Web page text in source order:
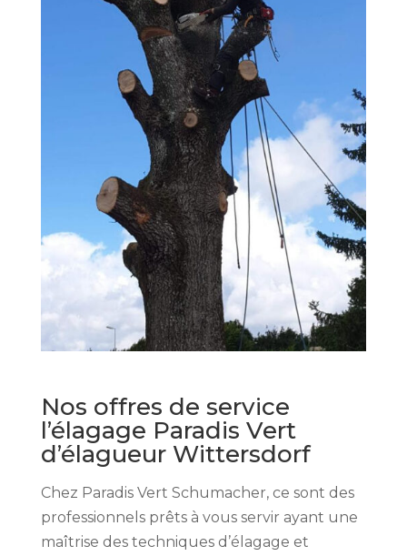
Nos offres de service
l’élagage Paradis Vert
d’élagueur Wittersdorf
Chez Paradis Vert Schumacher, ce sont des
professionnels prêts à vous servir ayant une
maîtrise des techniques d’élagage et